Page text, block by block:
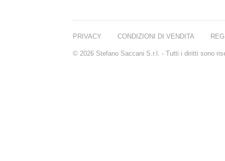
PRIVACY CONDIZIONI DI VENDITA
© 2026 Stefano Saccani S.r.l. - Tutti i diritti sono